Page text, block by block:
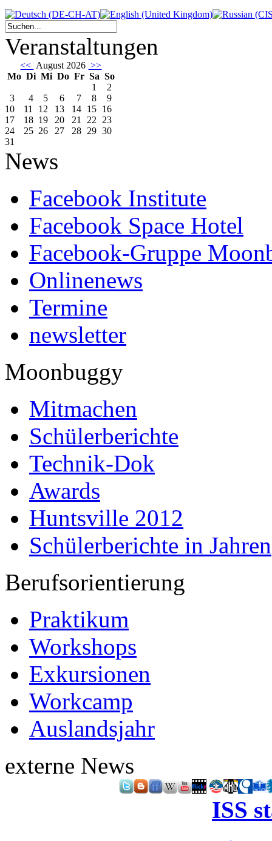
Veranstaltungen
<< August 2026 >>
Mo Di Mi Do Fr Sa So
1
2
3
4 5 6 7 8
9
10
11 12 13 14 15 16
17
18 19 20 21 22 23
24
25 26 27 28 29 30
31
News
Facebook Institute
Facebook Space Hotel
Facebook-Gruppe
Onlinenews
Termine
newsletter
Moonbuggy
Mitmachen
Schülerberichte
Technik-Dok
Awards
Huntsville 2012
Schülerberichte in Jahren
Berufsorientierung
Praktikum
Workshops
Exkursionen
Workcamp
Auslandsjahr
externe News
ISS